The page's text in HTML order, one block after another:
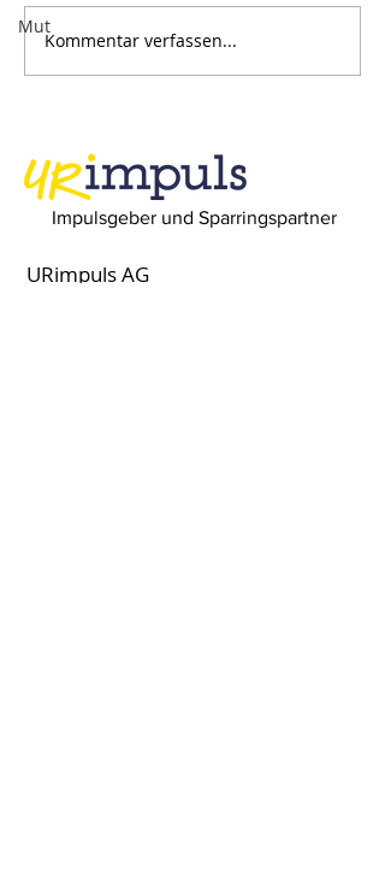
Mut
Inspiration zur Woche
11/2024
Kommentar verfassen...
Impulsgeber und Sparringspartner
URimpuls AG